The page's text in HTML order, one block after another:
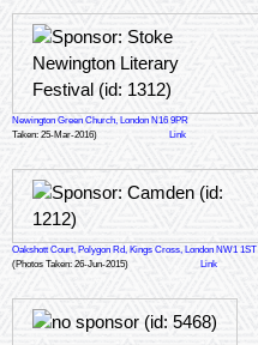
Newington Green Church, London N16 9PR
Taken: 25-Mar-2016)
Link
Oakshott Court, Polygon Rd, Kings Cross, London NW1 1ST
(Photos Taken: 26-Jun-2015)
Link